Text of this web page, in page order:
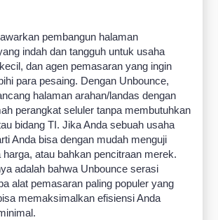
pembangun halaman
indah dan tangguh untuk usaha
dan agen pemasaran yang ingin
para pesaing. Dengan Unbounce,
halaman arahan/landas dengan
perangkat seluler tanpa membutuhkan
bidang TI. Jika Anda sebuah usaha
Anda bisa dengan mudah menguji
atau bahkan pencitraan merek.
adalah bahwa Unbounce serasi
alat pemasaran paling populer yang
memaksimalkan efisiensi Anda